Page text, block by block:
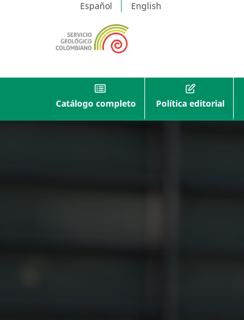
Español English
Catálogo completo Política editorial